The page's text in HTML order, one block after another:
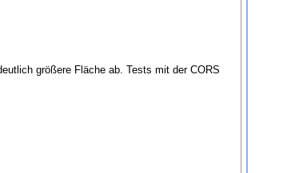
größere Fläche ab. Tests mit der CORS